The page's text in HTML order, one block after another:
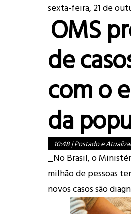
sexta-feira, 21 de
OMS
de
com o
da
10:48|Postado e
_No Brasil, o
milhão de pessoas
novos casos são